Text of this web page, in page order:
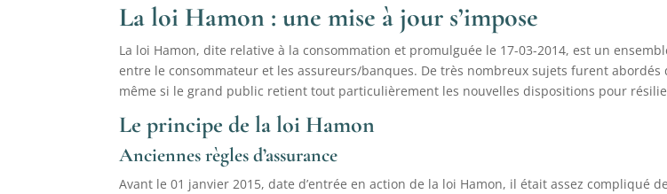
La loi Hamon : une mise à jour s’impose
La loi Hamon, dite relative à la consommation et promulguée le 17-03-2014, est un
entre le consommateur et les assureurs/banques. De très nombreux sujets furent
même si le grand public retient tout particulièrement les nouvelles dispositions pour
Le principe de la loi Hamon
Anciennes règles d’assurance
Avant le 01 janvier 2015, date d’entrée en action de la loi Hamon, il était assez compliqué